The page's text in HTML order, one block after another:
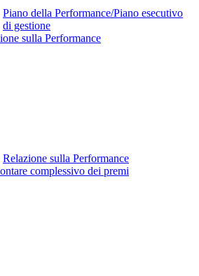
Piano della Performance/Piano esecutivo
di gestione
sulla Performance
Relazione sulla Performance
complessivo dei premi